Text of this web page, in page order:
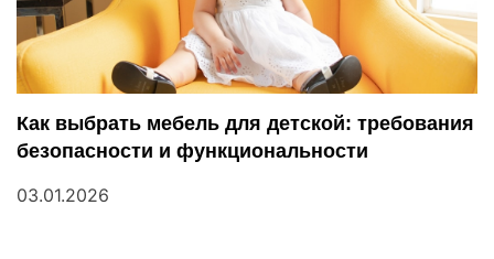
Как выбрать мебель для детской: требования
безопасности и функциональности
03.01.2026